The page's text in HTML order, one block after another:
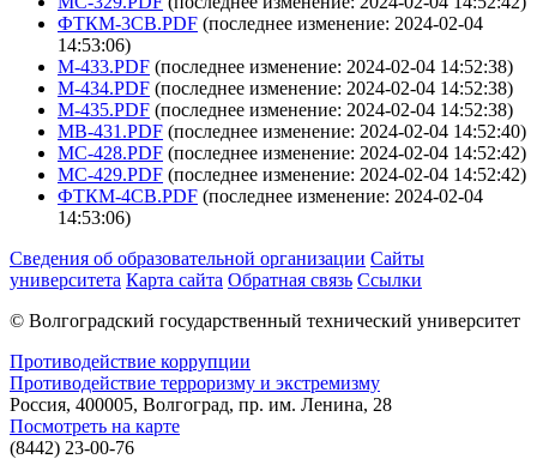
ФТКМ-3СВ.PDF (последнее изменение: 2024-02-04
14:53:06)
М-433.PDF (последнее изменение: 2024-02-04 14:52:38)
М-434.PDF (последнее изменение: 2024-02-04 14:52:38)
М-435.PDF (последнее изменение: 2024-02-04 14:52:38)
МВ-431.PDF (последнее изменение: 2024-02-04 14:52:40)
МС-428.PDF (последнее изменение: 2024-02-04 14:52:42)
МС-429.PDF (последнее изменение: 2024-02-04 14:52:42)
ФТКМ-4СВ.PDF (последнее изменение: 2024-02-04
14:53:06)
Сведения об образовательной организации Сайты
университета Карта сайта Обратная связь Ссылки
© Волгоградский государственный технический университет
Противодействие коррупции
Противодействие терроризму и экстремизму
Россия, 400005, Волгоград, пр. им. Ленина, 28
Посмотреть на карте
(8442) 23-00-76